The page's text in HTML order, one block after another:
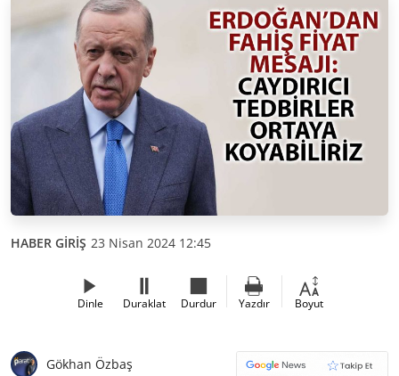
HABER GİRİŞ 23 Nisan 2024 12:45
Dinle Duraklat Durdur Yazdır Boyut
Gökhan Özbaş